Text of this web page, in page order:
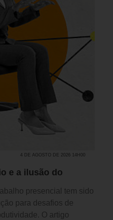
4 DE AGOSTO DE 2026 14H00
e a ilusão do
presencial tem sido
para desafios de
O artigo